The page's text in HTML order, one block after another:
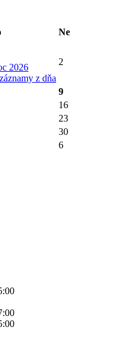
Ne
2026
z dňa
2
9
16
23
30
6